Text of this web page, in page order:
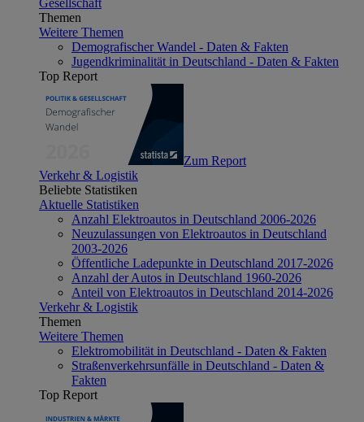
Themen
Weitere Themen
Demografischer Wandel - Daten & Fakten
Jugendkriminalität in Deutschland - Daten & Fakten
Top Report
Zum Report
Verkehr & Logistik
Beliebte Statistiken
Aktuelle Statistiken
Anzahl Elektroautos in Deutschland 2006-2026
Neuzulassungen von Elektroautos in Deutschland
2003-2026
Öffentliche Ladepunkte in Deutschland 2017-2026
Anzahl der Autos in Deutschland 1960-2026
Anteil von Elektroautos in Deutschland 2014-2026
Verkehr & Logistik
Themen
Weitere Themen
Elektromobilität in Deutschland - Daten & Fakten
Straßenverkehrsunfälle in Deutschland - Daten &
Fakten
Top Report